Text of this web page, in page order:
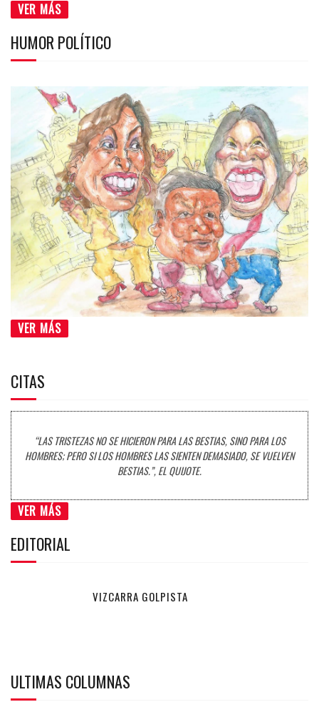
VER MÁS
HUMOR POLÍTICO
VER MÁS
CITAS
“LAS TRISTEZAS NO SE HICIERON PARA LAS BESTIAS, SINO PARA LOS
HOMBRES; PERO SI LOS HOMBRES LAS SIENTEN DEMASIADO, SE VUELVEN
BESTIAS.”, EL QUIJOTE.
VER MÁS
EDITORIAL
VIZCARRA GOLPISTA
ULTIMAS COLUMNAS